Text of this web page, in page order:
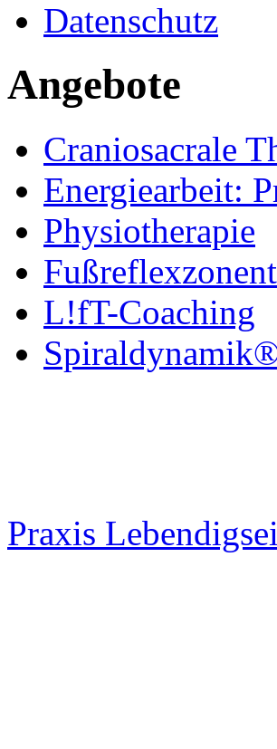
Datenschutz
Angebote
Craniosacrale
Energiearbeit:
Physiotherapie
L!fT-Coaching
Praxis